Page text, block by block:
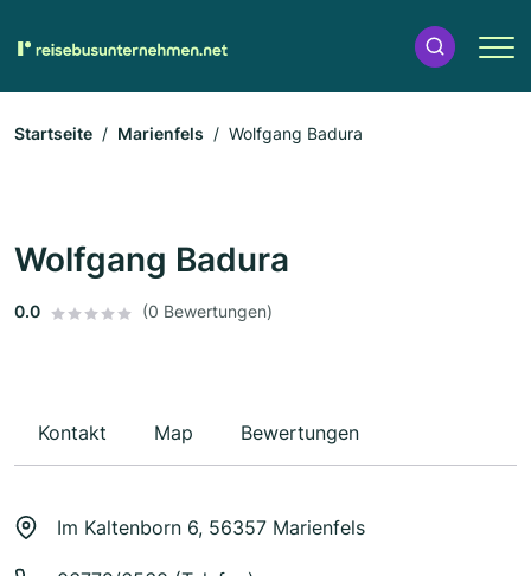
Startseite Marienfels Wolfgang Badura
Wolfgang Badura
0.0 (0 Bewertungen)
Kontakt Map Bewertungen
Im Kaltenborn 6, 56357 Marienfels